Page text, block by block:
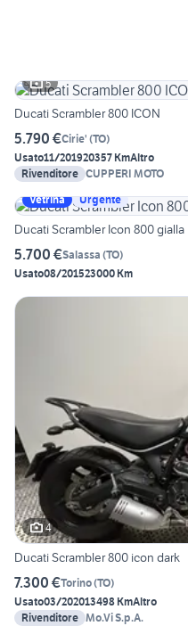
5
Ducati Scrambler 800 ICON
5.790 €Cirie' (TO)
Usato11/201920357 KmAltro
Rivenditore CUPPERI MOTO
Vetrina
Urgente
Ducati Scrambler Icon 800 gialla
5.700 €Salassa (TO)
Usato08/201523000 Km
4
Ducati Scrambler 800 icon dark
7.300 €Torino(TO)
Usato03/202013498 KmAltro
Rivenditore Mo.Vi S.p.A.